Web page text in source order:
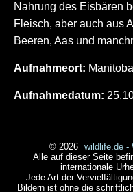
Nahrung des Eisbären
Fleisch, aber auch aus
Beeren, Aas und
Aufnahmeort:
Aufnahmedatum:
© 2026 wildlife.de -
Alle auf dieser Seite
internationale
Jede Art der
Bildern ist ohne die